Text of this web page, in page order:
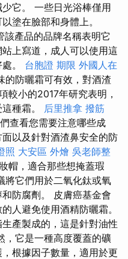
它。 一些日光浴棒僅用
塗在臉部和身體上。
該產品的品牌名稱表明它
上寫道，成人可以使用這
。 台胞證 期限 外國人在
的防曬霜可有效，對酒渣
較小的2017年研究表明，
種霜。 后里推拿 撥筋
查看您需要注意哪些成
以及針對酒渣鼻安全的防
照 大安區 外燴 吳老師整
帽，適合那些想掩蓋瑕
將它們用於二氧化鈦或氧
防腐劑。 皮膚癌基金會
人避免使用酒精防曬霜。
產製成的，這是針對油性
，它是一種高度覆蓋的礦
根據因子數量，適用於更